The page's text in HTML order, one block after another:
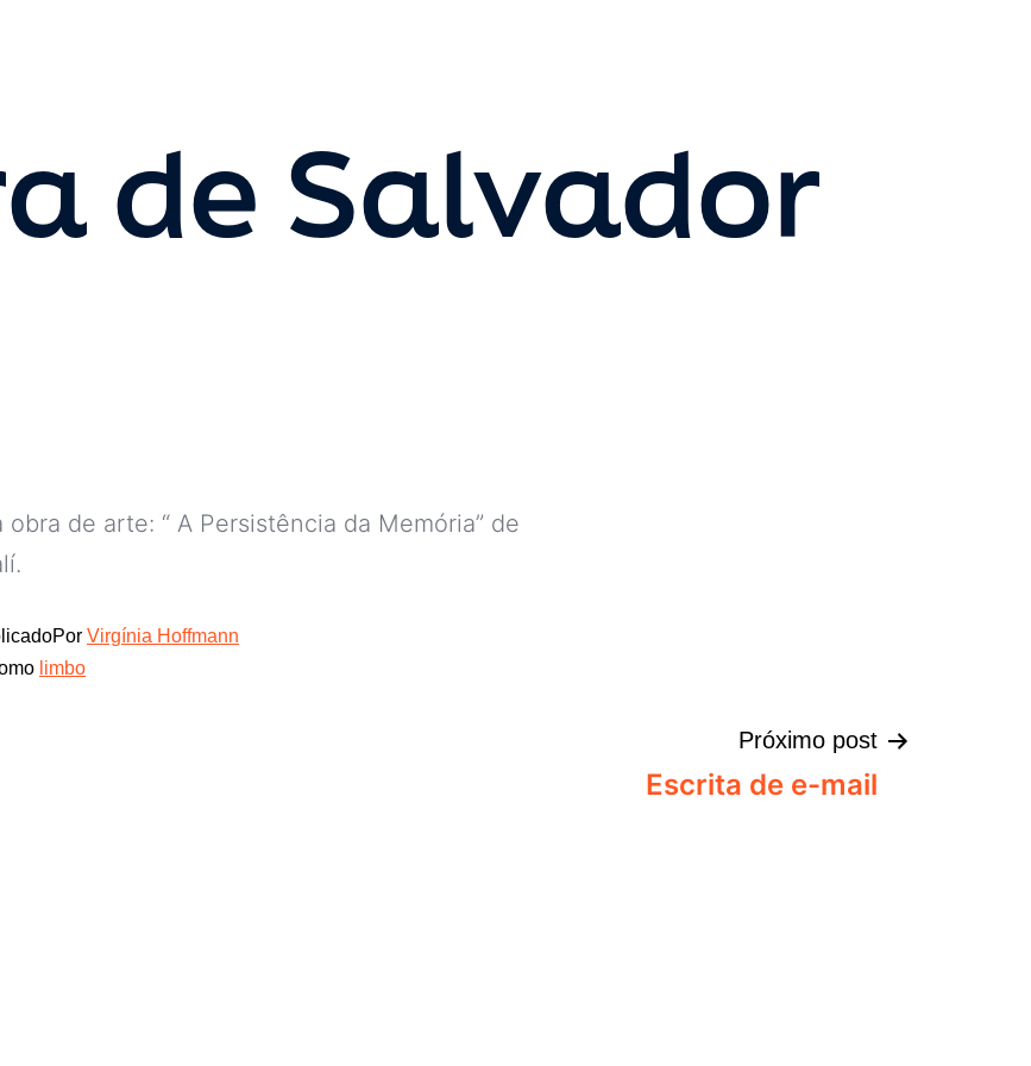
de Salvador
obra de arte: “ A Persistência da Memória” de
Por Virgínia Hoffmann
limbo
Próximo post
Escrita de e-mail